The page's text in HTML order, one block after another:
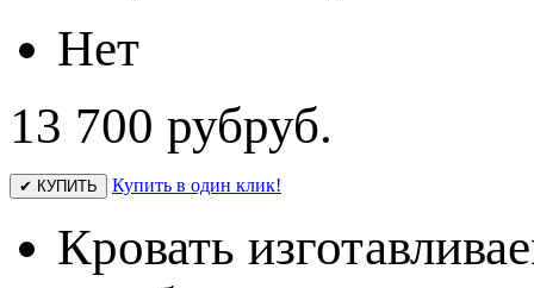
Нет
13 700 рубруб.
✔ КУПИТЬ Купить в один клик!
Кровать